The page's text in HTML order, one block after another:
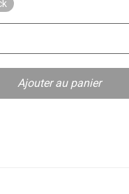
Ajouter au panier